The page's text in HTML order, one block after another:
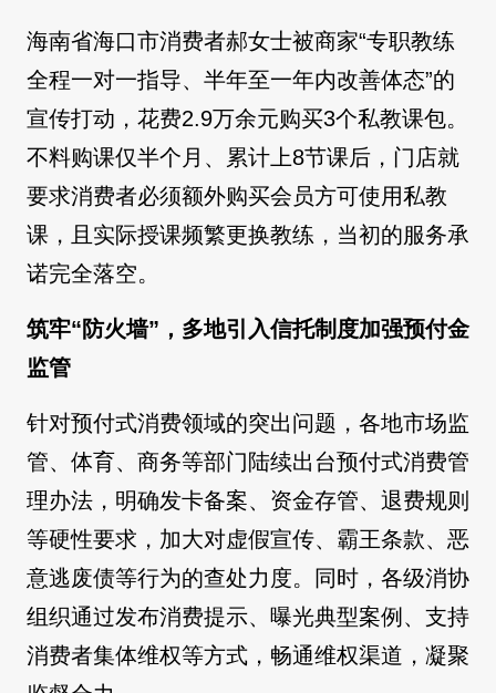
海南省海口市消费者郝女士被商家“专职教练
全程一对一指导、半年至一年内改善体态”的
宣传打动，花费2.9万余元购买3个私教课包。
不料购课仅半个月、累计上8节课后，门店就
要求消费者必须额外购买会员方可使用私教
课，且实际授课频繁更换教练，当初的服务承
诺完全落空。
筑牢“防火墙”，多地引入信托制度加强预付金
监管
针对预付式消费领域的突出问题，各地市场监
管、体育、商务等部门陆续出台预付式消费管
理办法，明确发卡备案、资金存管、退费规则
等硬性要求，加大对虚假宣传、霸王条款、恶
意逃废债等行为的查处力度。同时，各级消协
组织通过发布消费提示、曝光典型案例、支持
消费者集体维权等方式，畅通维权渠道，凝聚